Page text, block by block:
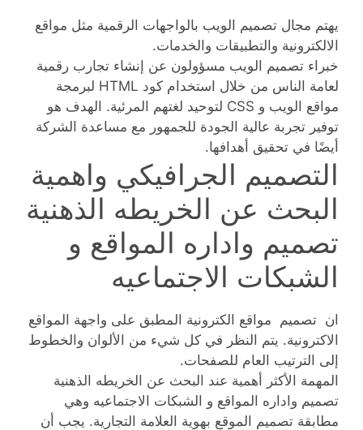
يهتم مجال تصميم الويب بالواجهات الرقمية مثل مواقع
الالكترونية والتطبيقات والخدمات.
خبراء تصميم الويب مسؤولون عن إنشاء تجارب رقمية
لعامة الناس من خلال استخدام كود HTML لبرمجة
مواقع الويب و CSS لتوحيد لغتهم المرئية. الهدف هو
توفير تجربة عالية الجودة للجمهور مع مساعدة الشركة
أيضًا في تحقيق أهدافها.
التصميم الجرافيكي واهمية
البحث عن الخريطه الذهنية
تصميم واداره المواقع و
الشبكات الاجتماعيه
ان تصميم مواقع الكترونية المطبق على واجهة المواقع
الاكترونية. يتم النظر في كل شيء من الألوان والخطوط
إلى الترتيب العام للصفحات.
المهمة الأكثر أهمية عند البحث عن الخريطه الذهنية
تصميم واداره المواقع و الشبكات الاجتماعيه وهي
مطابقة تصميم الموقع بهوية العلامة التجارية. يجب أن